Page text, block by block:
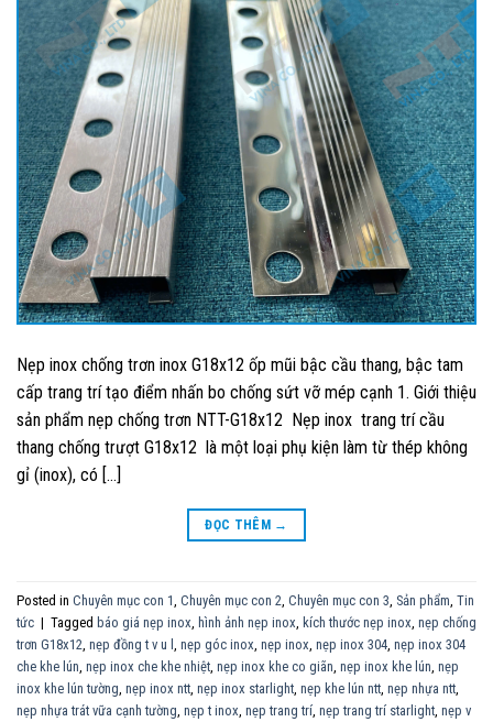
Nẹp inox chống trơn inox G18x12 ốp mũi bậc cầu thang, bậc tam
cấp trang trí tạo điểm nhấn bo chống sứt vỡ mép cạnh 1. Giới thiệu
sản phẩm nẹp chống trơn NTT-G18x12 Nẹp inox trang trí cầu
thang chống trượt G18x12 là một loại phụ kiện làm từ thép không
gỉ (inox), có […]
ĐỌC THÊM →
Posted in Chuyên mục con 1 Chuyên mục con 2 Chuyên mục con 3 Sản phẩm Tin
tức | Tagged báo giá nẹp inox hình ảnh nẹp inox kích thước nẹp inox nẹp chống
trơn G18x12 nẹp đồng t v u l nẹp góc inox nẹp inox nẹp inox 304 nẹp inox 304
che khe lún nẹp inox che khe nhiệt nẹp inox khe co giãn nẹp inox khe lún nẹp
inox khe lún tường nẹp inox ntt nẹp inox starlight nẹp khe lún ntt nẹp nhựa ntt
nẹp nhựa trát vữa cạnh tường nẹp t inox nẹp trang trí nẹp trang trí starlight nẹp v